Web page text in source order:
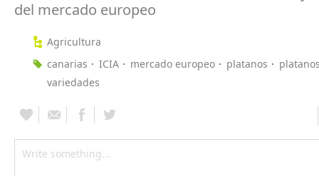
del mercado europeo
Agricultura
canarias
ICIA mercado europeo platanos
variedades